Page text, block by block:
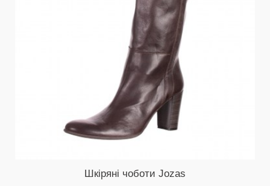
Шкіряні чоботи Jozas